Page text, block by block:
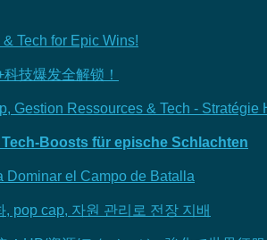
Tech for Epic Wins!
技爆发全解锁！
Gestion Ressources & Tech - Stratégie
Boosts für epische Schlachten
Dominar el Campo de Batalla
pop cap, 자원 관리로 전장 지배